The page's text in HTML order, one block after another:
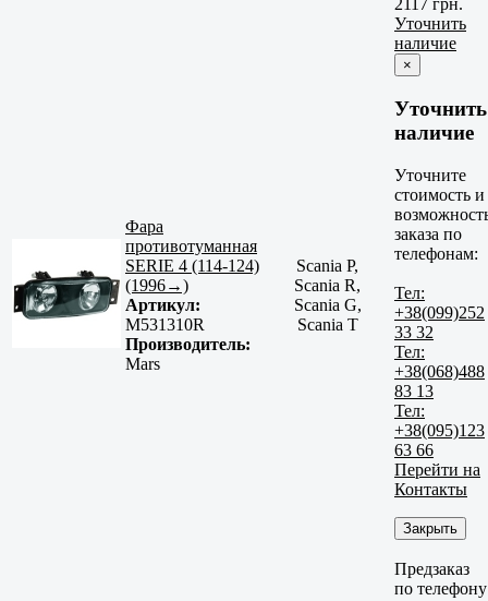
Фара
противотуманная
SERIE 4 (114-124)
(1996→)
Артикул:
M531310R
Производитель:
Mars
Scania P,
Scania R,
Scania G,
Scania T
2117 грн.
Уточнить
наличие
×
Уточнить
наличие
Уточните
стоимость и
заказа по
телефонам:
Тел:
+38(099)252
33 32
Тел:
+38(068)488
83 13
Тел:
+38(095)123
63 66
Перейти на
Контакты
Закрыть
Предзаказ
по телефону